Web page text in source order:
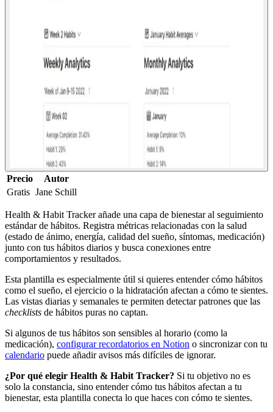
Precio
Autor
Gratis Jane Schill
Health & Habit Tracker añade una capa de bienestar al seguimiento
estándar de hábitos. Registra métricas relacionadas con la salud
(estado de ánimo, energía, calidad del sueño, síntomas, medicación)
junto con tus hábitos diarios y busca conexiones entre
comportamientos y resultados.
Esta plantilla es especialmente útil si quieres entender cómo hábitos
como el sueño, el ejercicio o la hidratación afectan a cómo te sientes.
Las vistas diarias y semanales te permiten detectar patrones que las
checklists de hábitos puras no captan.
Si algunos de tus hábitos son sensibles al horario (como la
medicación), configurar recordatorios en Notion o sincronizar con tu
calendario puede añadir avisos más difíciles de ignorar.
¿Por qué elegir Health & Habit Tracker? Si tu objetivo no es
solo la constancia, sino entender cómo tus hábitos afectan a tu
bienestar, esta plantilla conecta lo que haces con cómo te sientes.